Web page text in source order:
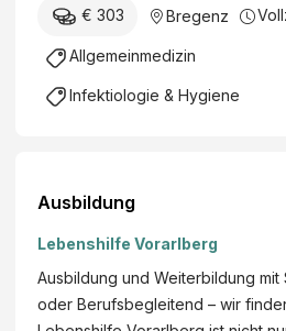
€ 303 Bregenz
Allgemeinmedizin
Infektiologie & Hygiene
Ausbildung
Lebenshilfe Vorarlberg
Ausbildung und Weiterbildung mit
oder Berufsbegleitend – wir